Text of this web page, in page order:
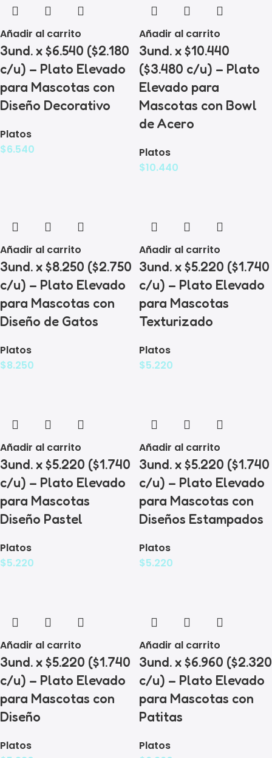
Añadir al carrito
3und. x $6.540 ($2.180
c/u) – Plato Elevado
para Mascotas con
Diseño Decorativo
Platos
$6.540
Añadir al carrito
3und. x $10.440
($3.480 c/u) – Plato
Elevado para
Mascotas con Bowl
de Acero
Platos
$10.440
Añadir al carrito
3und. x $8.250 ($2.750
c/u) – Plato Elevado
para Mascotas con
Diseño de Gatos
Platos
$8.250
Añadir al carrito
3und. x $5.220 ($1.740
c/u) – Plato Elevado
para Mascotas
Texturizado
Platos
$5.220
Añadir al carrito
3und. x $5.220 ($1.740
c/u) – Plato Elevado
para Mascotas
Diseño Pastel
Platos
$5.220
Añadir al carrito
3und. x $5.220 ($1.740
c/u) – Plato Elevado
para Mascotas con
Diseños Estampados
Platos
$5.220
Añadir al carrito
3und. x $5.220 ($1.740
c/u) – Plato Elevado
para Mascotas con
Diseño
Platos
Añadir al carrito
3und. x $6.960 ($2.320
c/u) – Plato Elevado
para Mascotas con
Patitas
Platos